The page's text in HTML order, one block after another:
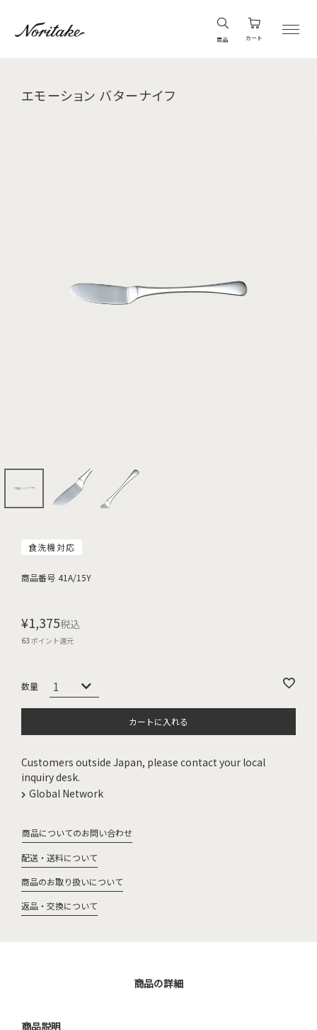
商品 カート
エモーション バターナイフ
食洗機対応
商品番号 41A/15Y
¥1,375税込
63ポイント還元
カートに入れる
Customers outside Japan, please contact your local
inquiry desk.
Global Network
商品についてのお問い合わせ
配送・送料について
商品のお取り扱いについて
返品・交換について
商品の詳細
商品説明